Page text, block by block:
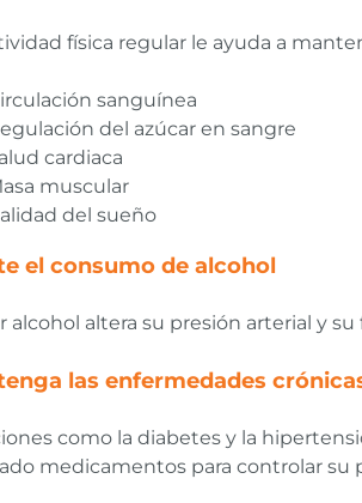
física regular le ayuda a
sanguínea
del azúcar en sangre
cardiaca
muscular
del sueño
el consumo de alcohol
alcohol altera su presión arterial y
las enfermedades
como la diabetes y la
medicamentos para controlar su